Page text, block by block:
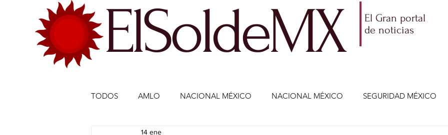
ElSoldeMX
El Gran portal
de noticias
TODOS AMLO NACIONAL MÉXICO NACIONAL MÉXICO SEGURIDAD MÉXICO
14 ene